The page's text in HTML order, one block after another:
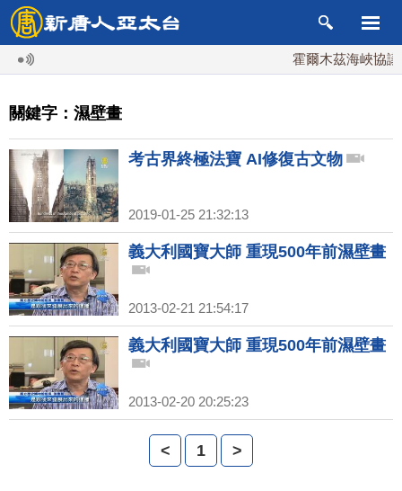
霍爾木茲海峽協議
關鍵字：濕壁畫
考古界終極法寶 AI修復古文物
2019-01-25 21:32:13
義大利國寶大師 重現500年前濕壁畫
2013-02-21 21:54:17
義大利國寶大師 重現500年前濕壁畫
2013-02-20 20:25:23
< 1 >